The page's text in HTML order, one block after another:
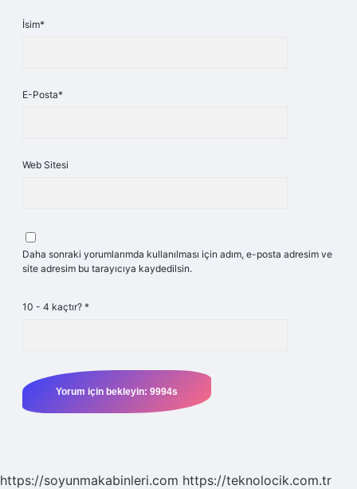
İsim*
E-Posta*
Web Sitesi
Daha sonraki yorumlarımda kullanılması için adım, e-posta adresim ve
site adresim bu tarayıcıya kaydedilsin.
10 - 4 kaçtır? *
https://soyunmakabinleri.com https://teknolocik.com.tr